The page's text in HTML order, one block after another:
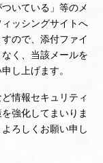
いている」等のメ
ッシングサイトへ
ので、添付ファイ
く、当該メールを
し上げます。
情報セキュリティ
強化してまいりま
ろしくお願い申し